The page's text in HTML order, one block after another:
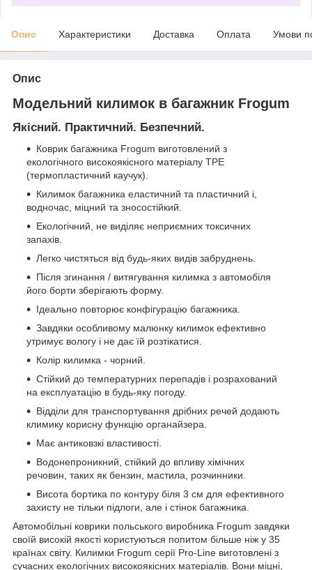
Опис Характеристики Доставка Оплата Умови
Опис
Модельний килимок в багажник Frogum
Якісний. Практичний. Безпечний.
Коврик багажника Frogum виготовлений з
екологічного високоякісного матеріалу TPE
(термопластичний каучук).
Килимок багажника еластичний та пластичний і,
водночас, міцний та зносостійкий.
Екологічний, не виділяє неприємних токсичних
запахів.
Легко чистяться від будь-яких видів забруднень.
Після згинання / витягування килимка з автомобіля
його борти зберігають форму.
Ідеально повторює конфігурацію багажника.
Завдяки особливому малюнку килимок ефективно
утримує вологу і не дає їй розтікатися.
Колір килимка - чорний.
Стійкий до температурних перепадів і розрахований
на експлуатацію в будь-яку погоду.
Відділи для транспортування дрібних речей додають
климику корисну функцію органайзера.
Має антиковзкі властивості.
Водонепроникний, стійкий до впливу хімічних
речовин, таких як бензин, мастила, розчинники.
Висота бортика по контуру біля 3 см для ефективного
захисту не тільки підлоги, але і стінок багажника.
Автомобільні коврики польського виробника Frogum завдяки
своїй високій якості користуються попитом більше ніж у 35
країнах світу. Килимки Frogum серії Pro-Line виготовлені з
сучасних екологічних високоякісних матеріалів. Вони міцні,